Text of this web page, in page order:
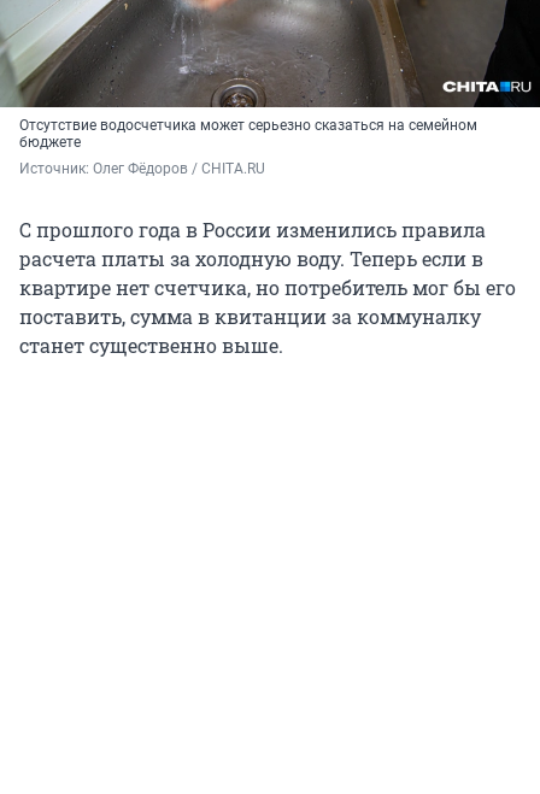
Отсутствие водосчетчика может серьезно сказаться на семейном
бюджете
Источник: Олег Фёдоров / CHITA.RU
С прошлого года в России изменились правила
расчета платы за холодную воду. Теперь если в
квартире нет счетчика, но потребитель мог бы его
поставить, сумма в квитанции за коммуналку
станет существенно выше.